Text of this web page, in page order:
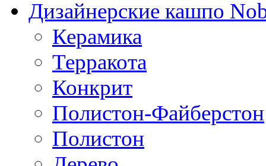
Дизайнерские кашпо
Керамика
Терракота
Конкрит
Полистон-Файберстон
Полистон